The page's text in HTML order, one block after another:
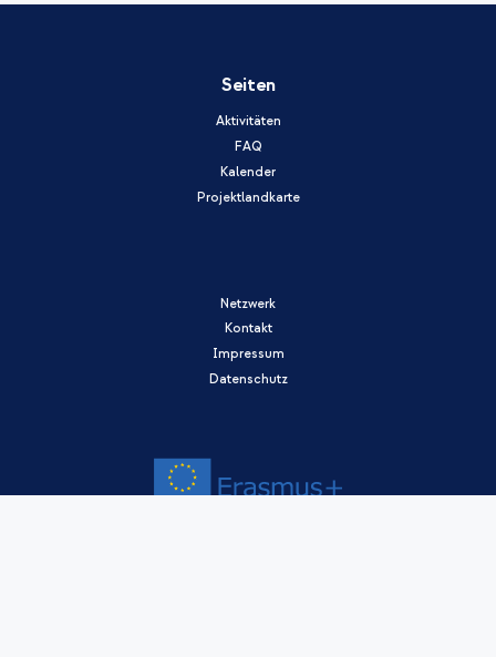
Seiten
Aktivitäten
FAQ
Kalender
Projektlandkarte
Netzwerk
Kontakt
Impressum
Datenschutz